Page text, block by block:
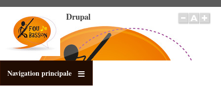
Inhalt
Drupal
Navigation principale